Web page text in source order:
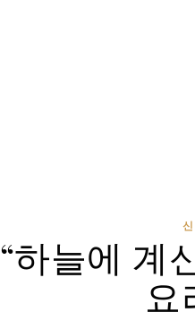
“하늘에 계
요